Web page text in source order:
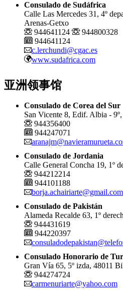
Consulado de Sudáfrica
Calle Las Mercedes 31, 4º
Arenas-Getxo
944641124
944800328
944641124
c.lerchundi@cgac.es
www.sudafrica.com
亚洲领事馆
Consulado de Corea del Sur
San Vicente 8, Edif. Albia -
944356400
944247071
Consulado de Jordania
Calle General Concha 19, 1º
944212214
944101188
borja.achairiarte@gmail.com
Consulado de Pakistán
Alameda Recalde 63, 1º
944431619
944220397
Consulado Honorario de
Gran Vía 65, 5º izda, 48011
944274724
carmenuriarte@yahoo.com